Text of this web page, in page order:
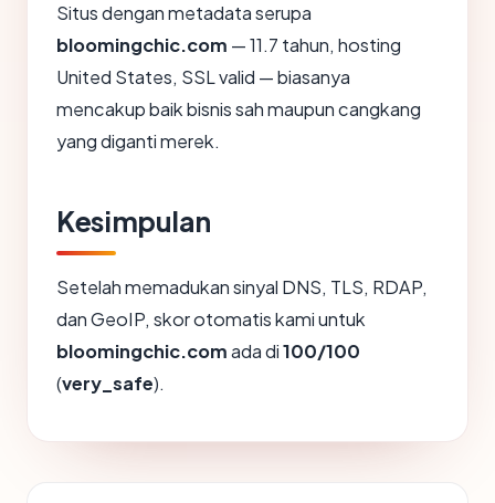
Situs dengan metadata serupa
bloomingchic.com — 11.7 tahun, hosting
United States, SSL valid — biasanya
mencakup baik bisnis sah maupun cangkang
yang diganti merek.
Kesimpulan
Setelah memadukan sinyal DNS, TLS, RDAP,
dan GeoIP, skor otomatis kami untuk
bloomingchic.comada di100/100
(very_safe).